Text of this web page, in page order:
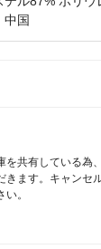
中国
共有している為
きます。キャンセ
。